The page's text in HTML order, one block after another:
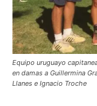
Equipo uruguayo
en damas a Guillermina
Llanes e Ignacio Troche